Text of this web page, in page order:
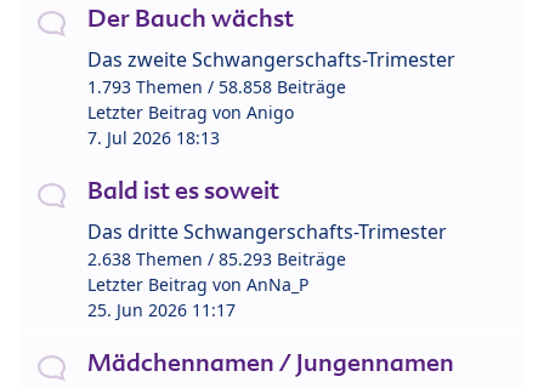
Der Bauch wächst
Das zweite Schwangerschafts-Trimester
1.793 Themen / 58.858 Beiträge
Letzter Beitrag von Anigo
7. Jul 2026 18:13
Bald ist es soweit
Das dritte Schwangerschafts-Trimester
2.638 Themen / 85.293 Beiträge
Letzter Beitrag von AnNa_P
25. Jun 2026 11:17
Mädchennamen / Jungennamen